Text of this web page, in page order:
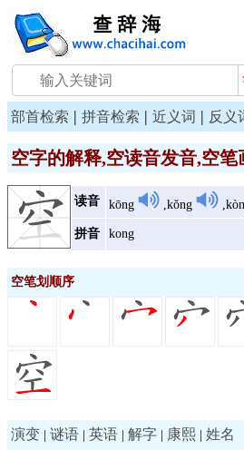
部首检索 | 拼音检索 | 近义词 | 反义
空字的解释,空读音发音,空笔
读音 kōng ,kǒng
拼音 kong
空笔划顺序
演变 | 谜语 | 英语 | 解字 | 康熙 | 姓名